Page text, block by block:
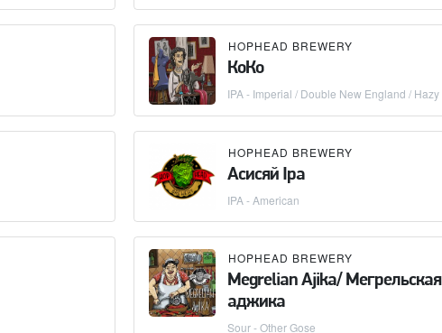
HOPHEAD BREWERY
КоКо
IPA - Imperial / Double New England / Hazy
HOPHEAD BREWERY
Асисяй Ipa
IPA - American
HOPHEAD BREWERY
Megrelian Ajika/ Мегрельская
аджика
Sour - Other Gose